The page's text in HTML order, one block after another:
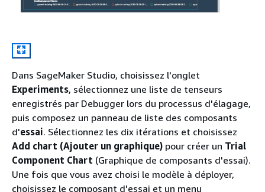
Dans SageMaker Studio, choisissez l'onglet
Experiments, sélectionnez une liste de tenseurs
enregistrés par Debugger lors du processus d'élagage,
puis composez un panneau de liste des composants
d'essai. Sélectionnez les dix itérations et choisissez
Add chart (Ajouter un graphique) pour créer un Trial
Component Chart (Graphique de composants d'essai).
Une fois que vous avez choisi le modèle à déployer,
choisissez le composant d'essai et un menu